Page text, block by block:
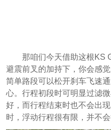
那咱们今天借助这根KS
避震前叉的加持下，你会感
简单路段可以松开刹车飞速
心。 行程初段时可明显过滤
好，而行程结束时也不会出
时，浮动行程很有限，并不会